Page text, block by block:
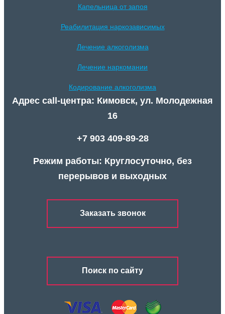
Капельница от запоя
Реабилитация наркозависимых
Лечение алкоголизма
Лечение наркомании
Кодирование алкоголизма
Адрес call-центра: Кимовск, ул. Молодежная
16
+7 903 409-89-28
Режим работы: Круглосуточно, без
перерывов и выходных
Заказать звонок
Поиск по сайту